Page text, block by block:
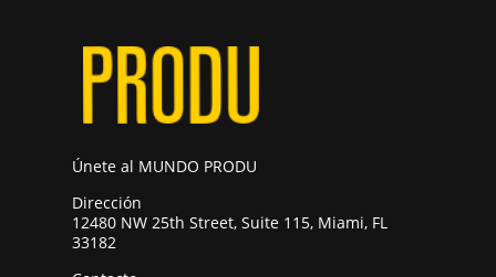
Únete al MUNDO PRODU
Dirección
12480 NW 25th Street, Suite 115, Miami, FL
33182